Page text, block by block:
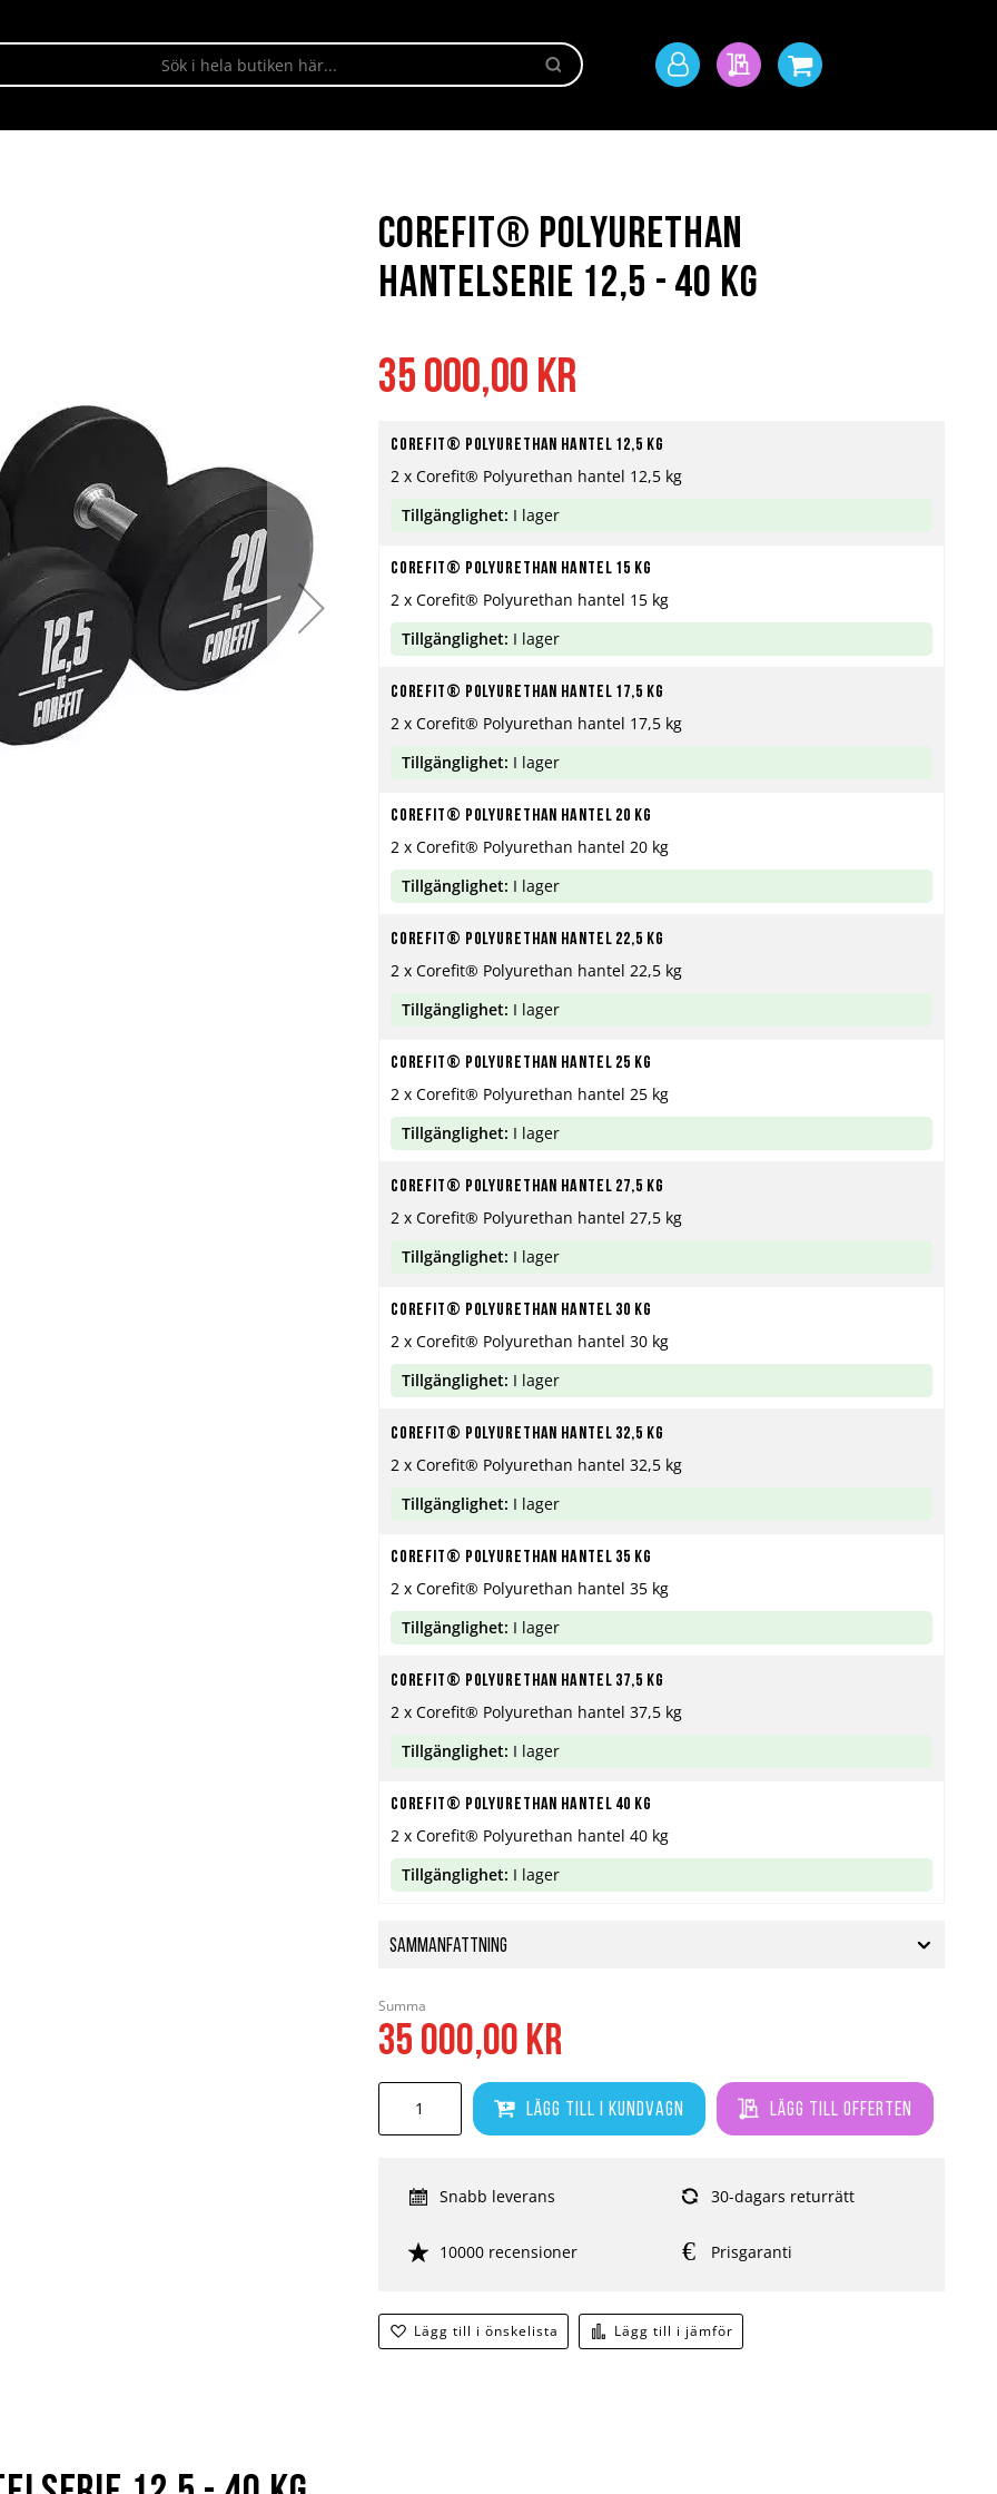
Sök
Mitt
Min offertMin kundvagn
35 000,00 kr
Lägg till i önskelista Lägg till i jämför
Snabb leverans 30-dagars returrätt
10000 recensioner Prisgaranti
Corefit® Polyurethan
Hantelserie 12,5 - 40 kg
Corefit® Polyurethan hantel 12,5 kg
2 x Corefit® Polyurethan hantel 12,5 kg
Tillgänglighet: I lager
Corefit® Polyurethan hantel 15 kg
2 x Corefit® Polyurethan hantel 15 kg
Tillgänglighet: I lager
Corefit® Polyurethan hantel 17,5 kg
2 x Corefit® Polyurethan hantel 17,5 kg
Tillgänglighet: I lager
Corefit® Polyurethan hantel 20 kg
2 x Corefit® Polyurethan hantel 20 kg
Tillgänglighet: I lager
Corefit® Polyurethan hantel 22,5 kg
2 x Corefit® Polyurethan hantel 22,5 kg
Tillgänglighet: I lager
Corefit® Polyurethan hantel 25 kg
2 x Corefit® Polyurethan hantel 25 kg
Tillgänglighet: I lager
Corefit® Polyurethan hantel 27,5 kg
2 x Corefit® Polyurethan hantel 27,5 kg
Tillgänglighet: I lager
Corefit® Polyurethan hantel 30 kg
2 x Corefit® Polyurethan hantel 30 kg
Tillgänglighet: I lager
Corefit® Polyurethan hantel 32,5 kg
2 x Corefit® Polyurethan hantel 32,5 kg
Tillgänglighet: I lager
Corefit® Polyurethan hantel 35 kg
2 x Corefit® Polyurethan hantel 35 kg
Tillgänglighet: I lager
Corefit® Polyurethan hantel 37,5 kg
2 x Corefit® Polyurethan hantel 37,5 kg
Tillgänglighet: I lager
Corefit® Polyurethan hantel 40 kg
2 x Corefit® Polyurethan hantel 40 kg
Tillgänglighet: I lager
Sammanfattning
Lägg till i kundvagn Lägg till offerten
Summa
35 000,00 kr